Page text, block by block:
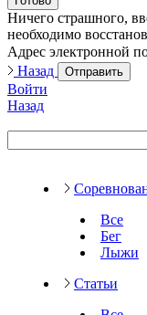
Ничего страшного,
необходимо
Адрес электронной
Назад
Отправить
Войти
Назад
Все
Бег
Лыжи
Статьи